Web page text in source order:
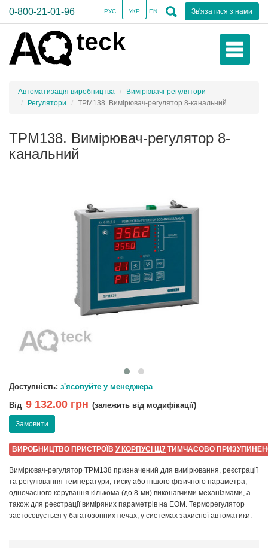
0-800-21-01-96 Зв'язатися з нами
РУС УКР EN
Автоматизація виробництва
Вимірювачі-регулятори
Регулятори
ТРМ138. Вимірювач-регулятор 8-канальний
ТРМ138. Вимірювач-регулятор 8-
канальний
Доступність: з'ясовуйте у менеджера
Від 9 132.00 грн (залежить від модифікації)
Замовити
ВИРОБНИЦТВО ПРИСТРОЇВ У КОРПУСІ Щ7 ТИМЧАСОВО
Вимірювач-регулятор ТРМ138 призначений для вимірювання, реєстрації
та регулювання температури, тиску або іншого фізичного параметра,
одночасного керування кількома (до 8-ми) виконавчими механізмами, а
також для реєстрації виміряних параметрів на ЕОМ. Терморегулятор
застосовується у багатозонних печах, у системах захисної автоматики.